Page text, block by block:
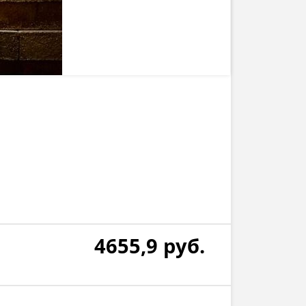
4655,9 руб.